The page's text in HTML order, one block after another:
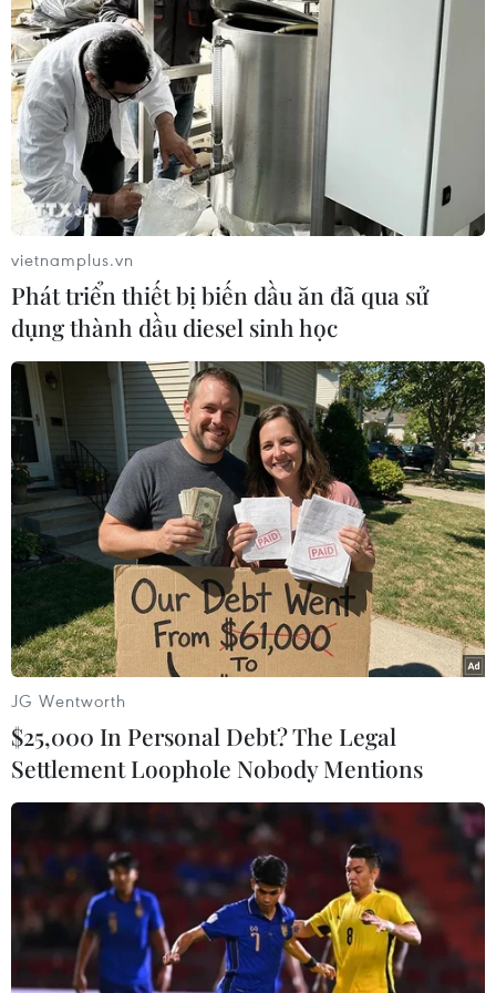
Tin nổi bật Du lịch
Vẻ đẹp hoang sơ của những bãi biển
phía Nam Đà Nẵng
Đánh thức tiềm năng du lịch cộng đồng từ cánh
rừng ngập nước nguyên sơ duy nhất ở Đắk Lắk
tăng 13,8% trong 7 tháng của năm 2026
Tây Ninh: Chợ Long Hoa - độc đáo giá
trị kiến trúc và sức sống thương mại
Check in "Chạm Lũng Cú" - điểm hẹn mới nơi
địa đầu Tổ quốc
TIN LIÊN QUAN
vietnamplus.vn
Phát triển thiết bị biến dầu ăn đã qua sử
dụng thành dầu diesel sinh học
JG Wentworth
$25,000 In Personal Debt? The Legal
Settlement Loophole Nobody Mentions